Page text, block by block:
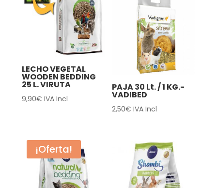
LECHO VEGETAL
WOODEN BEDDING
25 L. VIRUTA
9,90€ IVA Incl
PAJA 30 Lt. / 1 KG.-
VADIBED
2,50€ IVA Incl
¡Oferta!